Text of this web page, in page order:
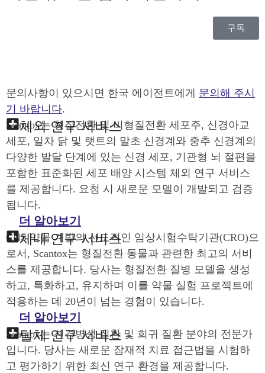
구독
문의사항이 있으시면 한국 에이전트에게 문의해 주시
기 바랍니다.
체외 연구 서비스
Scantox는 형질전환 및 비형질전환 세포주, 신경아교
세포, 일차 닭 및 랫트의 말초 신경계와 중추 신경계의
다양한 발달 단계에 있는 신경 세포, 기관형 뇌 절편을
포함한 표준화된 세포 배양 시스템 체외 연구 서비스
를 제공합니다. 요청 시 새로운 모델이 개발되고 검증
됩니다.
더 알아보기
체내 연구 서비스
CNS 약물 개발의 선도적인 임상시험수탁기관(CRO)으
로서, Scantox는 형질전환 동물과 관련한 최고의 서비
스를 제공합니다. 당사는 형질전환 질병 모델을 생성
하고, 특화하고, 유지하며 이를 약물 실험 프로젝트에
적용하는 데 20년이 넘는 경험이 있습니다.
더 알아보기
탈체 연구 서비스
Scantox는 신경병성 질환 및 희귀 질환 분야의 전문가
입니다. 당사는 새로운 잠재적 치료 접근법을 시험하
고 평가하기 위한 최신 연구 환경을 제공합니다.